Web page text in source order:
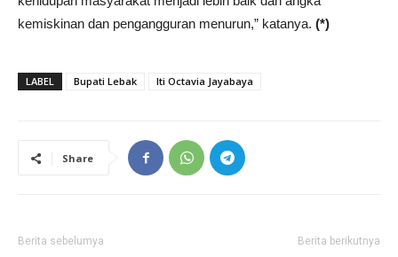
kemiskinan dan pengangguran menurun,” katanya. (*)
LABEL Bupati Lebak Iti Octavia Jayabaya
Share
Berita sebelumya Berita berikutnya